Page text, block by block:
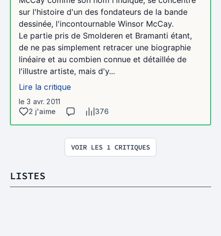
sur l'histoire d'un des fondateurs de la bande
dessinée, l'incontournable Winsor McCay.
Le partie pris de Smolderen et Bramanti étant,
de ne pas simplement retracer une biographie
linéaire et au combien connue et détaillée de
l'illustre artiste, mais d'y...
Lire la critique
le 3 avr. 2011
2 j'aime
376
VOIR LES 1 CRITIQUES
LISTES